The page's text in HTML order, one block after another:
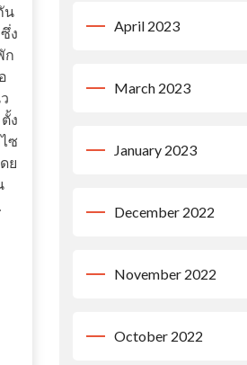
น
ง
ก
ง
ซ
ย
April 2023
March 2023
January 2023
December 2022
November 2022
October 2022